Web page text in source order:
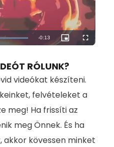
:
Remaining
-0:13
Picture-
in-
Fullscreen
RÓLUNK?
videókat készíteni.
felvételeket a
meg! Ha frissíti az
meg Önnek. És ha
akkor kövessen minket